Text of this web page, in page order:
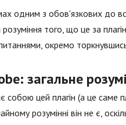
одним з обов'язкових до
того, що це за
окремо
загальне
цей плагін (а це саме
розумінні він не є,